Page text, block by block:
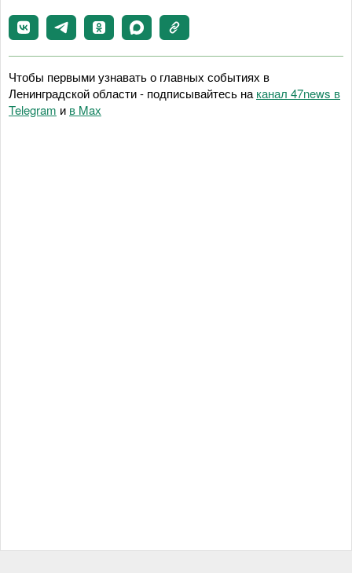
Чтобы первыми узнавать о главных событиях в
Ленинградской области - подписывайтесь на канал 47news в
Telegram и в Maх